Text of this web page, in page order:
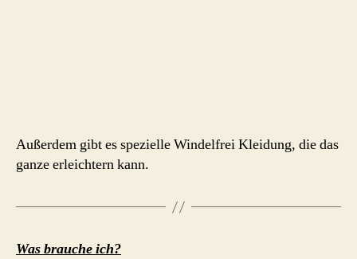
Außerdem gibt es spezielle Windelfrei Kleidung, die das
ganze erleichtern kann.
Was brauche ich?